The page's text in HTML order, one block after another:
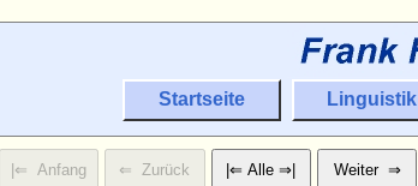
Startseite Linguistik